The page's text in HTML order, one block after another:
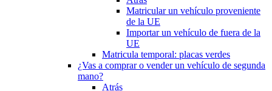
Matricular un vehículo proveniente
de la UE
Importar un vehículo de fuera de la
UE
Matricula temporal: placas verdes
¿Vas a comprar o vender un vehículo de segunda
mano?
Atrás